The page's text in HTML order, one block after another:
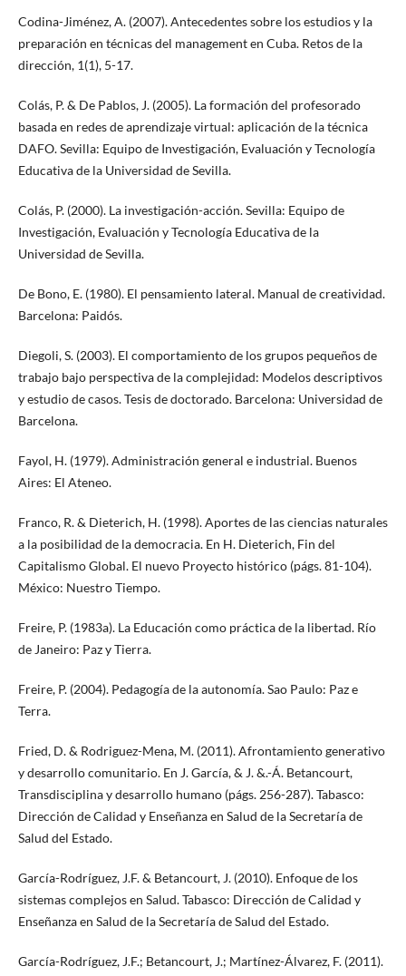
Codina-Jiménez, A. (2007). Antecedentes sobre los estudios y la
preparación en técnicas del management en Cuba. Retos de la
dirección, 1(1), 5-17.
Colás, P. & De Pablos, J. (2005). La formación del profesorado
basada en redes de aprendizaje virtual: aplicación de la técnica
DAFO. Sevilla: Equipo de Investigación, Evaluación y Tecnología
Educativa de la Universidad de Sevilla.
Colás, P. (2000). La investigación-acción. Sevilla: Equipo de
Investigación, Evaluación y Tecnología Educativa de la
Universidad de Sevilla.
De Bono, E. (1980). El pensamiento lateral. Manual de creatividad.
Barcelona: Paidós.
Diegoli, S. (2003). El comportamiento de los grupos pequeños de
trabajo bajo perspectiva de la complejidad: Modelos descriptivos
y estudio de casos. Tesis de doctorado. Barcelona: Universidad de
Barcelona.
Fayol, H. (1979). Administración general e industrial. Buenos
Aires: El Ateneo.
Franco, R. & Dieterich, H. (1998). Aportes de las ciencias naturales
a la posibilidad de la democracia. En H. Dieterich, Fin del
Capitalismo Global. El nuevo Proyecto histórico (págs. 81-104).
México: Nuestro Tiempo.
Freire, P. (1983a). La Educación como práctica de la libertad. Río
de Janeiro: Paz y Tierra.
Freire, P. (2004). Pedagogía de la autonomía. Sao Paulo: Paz e
Terra.
Fried, D. & Rodriguez-Mena, M. (2011). Afrontamiento generativo
y desarrollo comunitario. En J. García, & J. &.-Á. Betancourt,
Transdisciplina y desarrollo humano (págs. 256-287). Tabasco:
Dirección de Calidad y Enseñanza en Salud de la Secretaría de
Salud del Estado.
García-Rodríguez, J.F. & Betancourt, J. (2010). Enfoque de los
sistemas complejos en Salud. Tabasco: Dirección de Calidad y
Enseñanza en Salud de la Secretaría de Salud del Estado.
García-Rodríguez, J.F.; Betancourt, J.; Martínez-Álvarez, F. (2011).